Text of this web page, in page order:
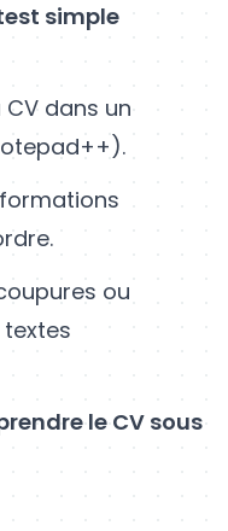
simple
dans un
ou
le CV sous